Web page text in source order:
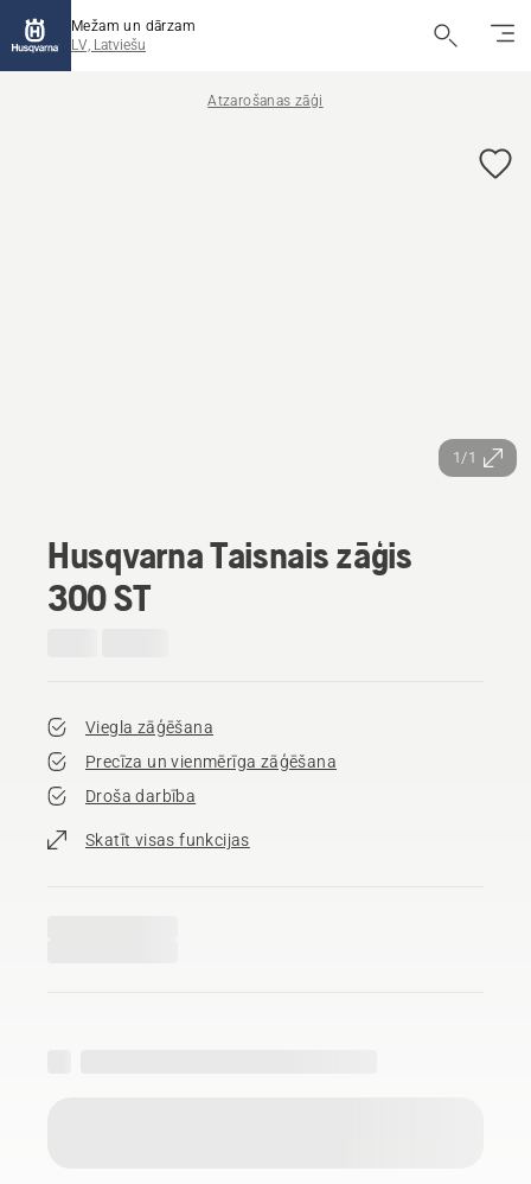
Mežam un dārzam
LV, Latviešu
Atzarošanas zāģi
1/1
Husqvarna Taisnais zāģis
300 ST
Viegla zāģēšana
Precīza un vienmērīga zāģēšana
Droša darbība
Skatīt visas funkcijas